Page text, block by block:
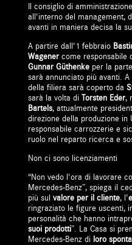
Il consiglio di
all'interno del management,
avanti in maniera decisa la
A partire dall'1 febbraio
Wagenercome
Gunnar Güthenke per la
sarà annunciato più avanti.
della filiera sarà coperto da
sarà la volta di Torsten Eder,
Bartels, attualmente
direzione della produzione in
responsabile carrozzerie e
ruolo nel reparto ricerca e
Non ci sono licenziamenti
“Non vedo l'ora di lavorare
Mercedes-Benz”, spiega il
più sulvalore per il cliente, l'
ringraziato le figure uscenti,
personalità che hanno
suoi prodotti”. La Casa si
Mercedes-Benz di loro